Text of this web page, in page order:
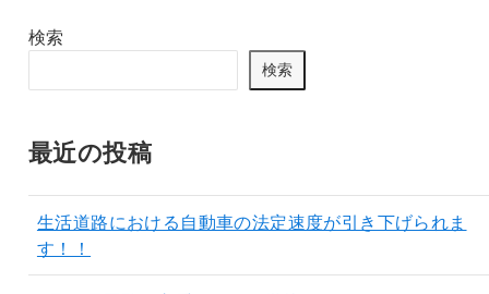
検索
検索
最近の投稿
生活道路における自動車の法定速度が引き下げられま
す！！